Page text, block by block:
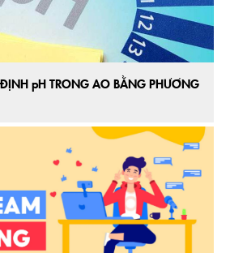
pH TRONG AO BẰNG PHƯƠNG